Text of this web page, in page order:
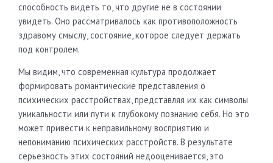
способность видеть то, что другие не в состоянии
увидеть. Оно рассматривалось как противоположность
здравому смыслу, состояние, которое следует держать
под контролем.
Мы видим, что современная культура продолжает
формировать романтические представления о
психических расстройствах, представляя их как символы
уникальности или пути к глубокому познанию себя. Но это
может привести к неправильному восприятию и
непониманию психических расстройств. В результате
серьезность этих состояний недооценивается, это